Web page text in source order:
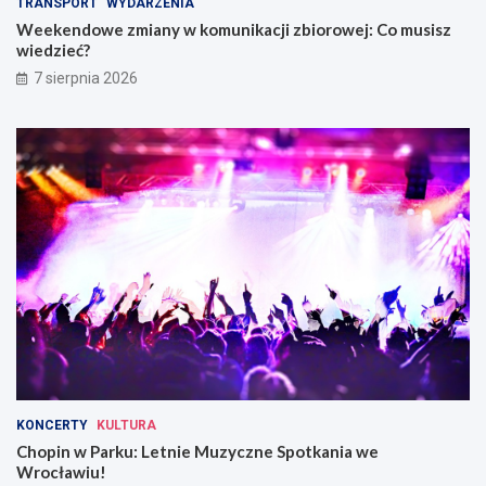
iw
W
r
o
a
w
i
u
TRANSPORT WYDARZENIA
Weekendowe zmiany w komunikacji zbiorowej: Co musisz
wiedzieć?
7 sierpnia 2026
KONCERTY KULTURA
Chopin w Parku: Letnie Muzyczne Spotkania we
Wrocławiu!